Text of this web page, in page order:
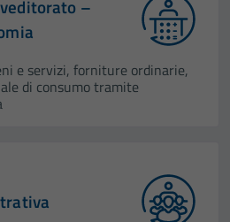
–
e servizi, forniture ordinarie,
di consumo tramite